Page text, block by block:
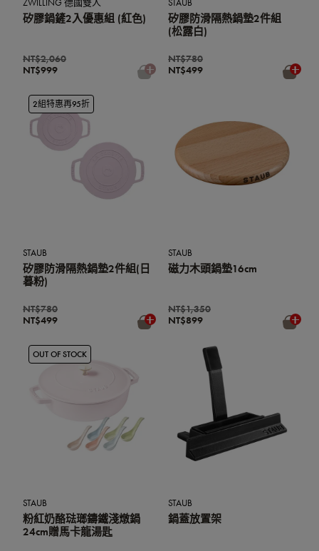
ZWILLING 德國雙人
矽膠鍋鏟2入優惠組 (紅色)
NT$999
NT$2,060
STAUB
矽膠防滑隔熱鍋墊2件組
(松露白)
NT$499
NT$780
2組特惠再95折
STAUB
矽膠防滑隔熱鍋墊2件組(日
暮粉)
NT$499
NT$780
STAUB
磁力木頭鍋墊16cm
NT$899
NT$1,350
OUT OF STOCK
STAUB
粉紅奶酪琺瑯鑄鐵淺燉鍋
24cm贈馬卡龍湯匙
STAUB
鍋蓋放置架